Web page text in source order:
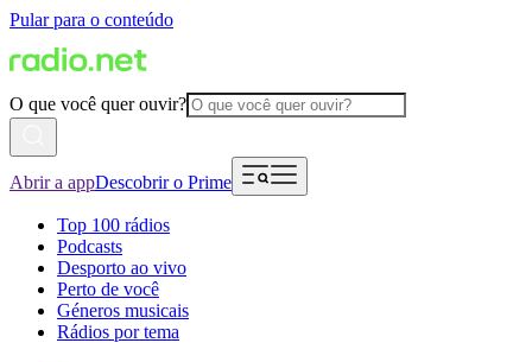
Pular para o conteúdo
O que você quer ouvir?
Abrir a appDescobrir o Prime
Top 100 rádios
Podcasts
Desporto ao vivo
Perto de você
Géneros musicais
Rádios por tema